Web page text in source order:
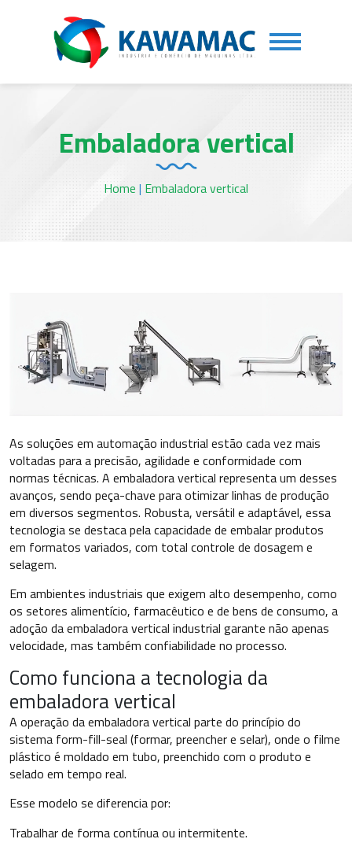
Embaladora vertical
Home | Embaladora vertical
As soluções em automação industrial estão cada vez mais
voltadas para a precisão, agilidade e conformidade com
normas técnicas. A embaladora vertical representa um desses
avanços, sendo peça-chave para otimizar linhas de produção
em diversos segmentos. Robusta, versátil e adaptável, essa
tecnologia se destaca pela capacidade de embalar produtos
em formatos variados, com total controle de dosagem e
selagem.
Em ambientes industriais que exigem alto desempenho, como
os setores alimentício, farmacêutico e de bens de consumo, a
adoção da embaladora vertical industrial garante não apenas
velocidade, mas também confiabilidade no processo.
Como funciona a tecnologia da
embaladora vertical
A operação da embaladora vertical parte do princípio do
sistema form-fill-seal (formar, preencher e selar), onde o filme
plástico é moldado em tubo, preenchido com o produto e
selado em tempo real.
Esse modelo se diferencia por:
Trabalhar de forma contínua ou intermitente.